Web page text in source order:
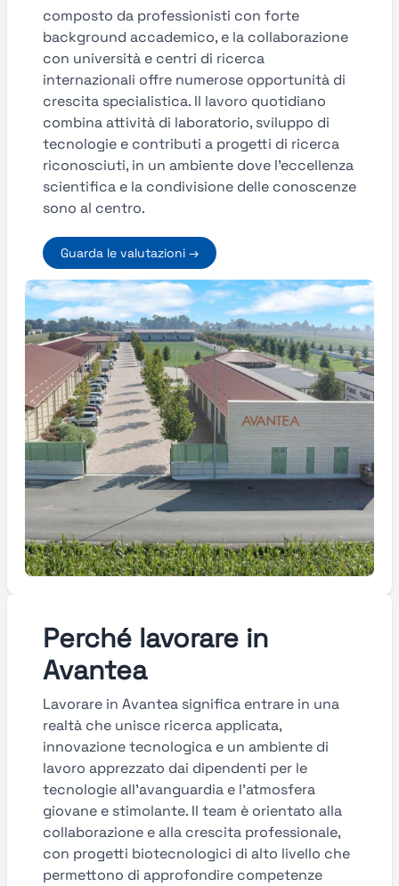
composto da professionisti con forte
background accademico, e la collaborazione
con università e centri di ricerca
internazionali offre numerose opportunità di
crescita specialistica. Il lavoro quotidiano
combina attività di laboratorio, sviluppo di
tecnologie e contributi a progetti di ricerca
riconosciuti, in un ambiente dove l’eccellenza
scientifica e la condivisione delle conoscenze
sono al centro.
Guarda le valutazioni →
Perché lavorare in
Avantea
Lavorare in Avantea significa entrare in una
realtà che unisce ricerca applicata,
innovazione tecnologica e un ambiente di
lavoro apprezzato dai dipendenti per le
tecnologie all’avanguardia e l’atmosfera
giovane e stimolante. Il team è orientato alla
collaborazione e alla crescita professionale,
con progetti biotecnologici di alto livello che
permettono di approfondire competenze